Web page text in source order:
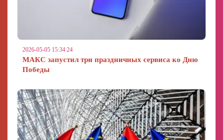
2026-05-05 15:34:24
МАКС запустил три праздничных сервиса ко Дню
Победы